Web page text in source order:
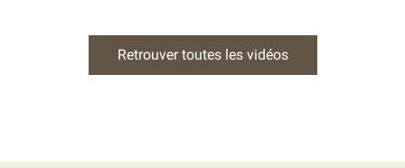
Retrouver toutes les vidéos